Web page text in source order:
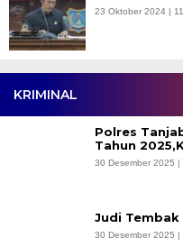
23 Oktober 2024 |
KRIMINAL
Polres
Tahun
30 Desember 2025 |
Judi Tembak
30 Desember 2025 |